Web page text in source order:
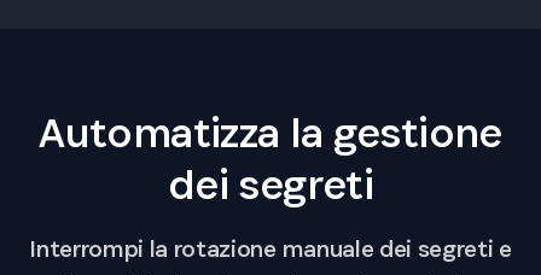
Automatizza la gestione
dei segreti
Interrompi la rotazione manuale dei segreti e